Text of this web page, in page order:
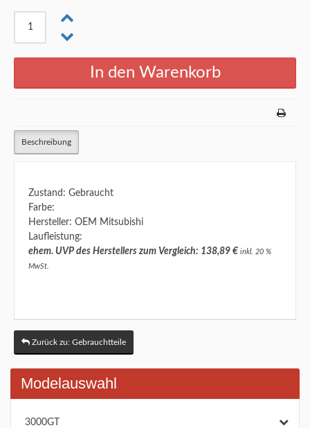
Beschreibung
Zustand: Gebraucht
Farbe:
Hersteller: OEM Mitsubishi
Laufleistung:
ehem. UVP des Herstellers zum Vergleich: 138,89 € inkl. 20 %
MwSt.
Zurück zu: Gebrauchtteile
Modelauswahl
3000GT